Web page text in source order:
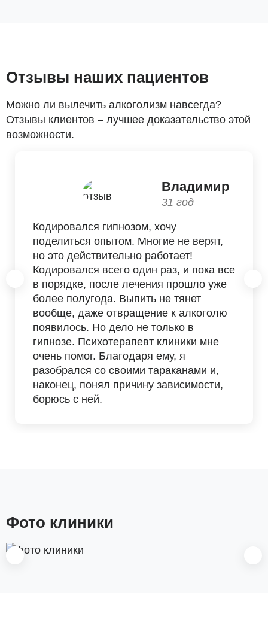
Отзывы наших пациентов
Можно ли вылечить алкоголизм навсегда?
Отзывы клиентов – лучшее доказательство этой
возможности.
Владимир
31 год
Кодировался гипнозом, хочу
поделиться опытом. Многие не верят,
но это действительно работает!
Кодировался всего один раз, и пока все
в порядке, после лечения прошло уже
более полугода. Выпить не тянет
вообще, даже отвращение к алкоголю
появилось. Но дело не только в
гипнозе. Психотерапевт клиники мне
очень помог. Благодаря ему, я
разобрался со своими тараканами и,
наконец, понял причину зависимости,
борюсь с ней.
Фото клиники